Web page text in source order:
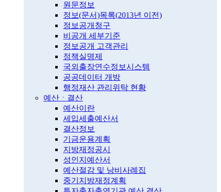
원문정보
정보(문서)목록(2013년 이전)
정보공개청구
비공개 세부기준
정보공개 고객관리
정책실명제
국외출장연수정보시스템
공공데이터 개방
행정재산 관리위탁 현황
예산ㆍ결산
예산이란
세입세출예산서
결산정보
기금운용계획
지방재정공시
성인지예산서
예산절감 및 낭비사례집
중기지방재정계획